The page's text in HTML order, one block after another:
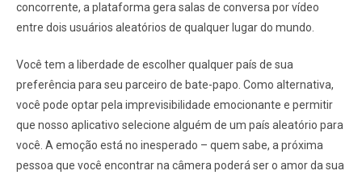
concorrente, a plataforma gera salas de conversa por vídeo
entre dois usuários aleatórios de qualquer lugar do mundo.
Você tem a liberdade de escolher qualquer país de sua
preferência para seu parceiro de bate-papo. Como alternativa,
você pode optar pela imprevisibilidade emocionante e permitir
que nosso aplicativo selecione alguém de um país aleatório para
você. A emoção está no inesperado – quem sabe, a próxima
pessoa que você encontrar na câmera poderá ser o amor da sua